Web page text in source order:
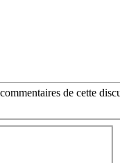
de cette